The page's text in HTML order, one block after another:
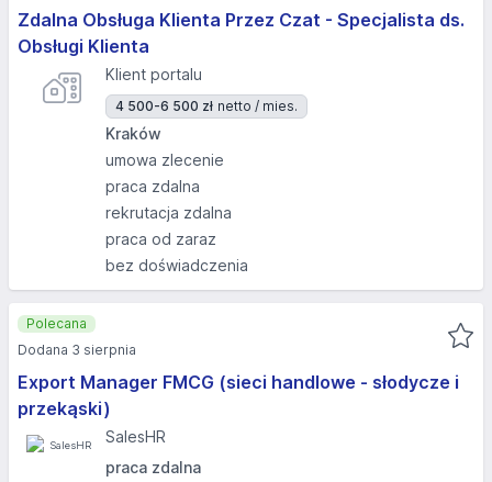
Zdalna Obsługa Klienta Przez Czat - Specjalista ds.
Obsługi Klienta
Klient portalu
4 500-6 500 zł netto / mies.
Kraków
umowa zlecenie
praca zdalna
rekrutacja zdalna
praca od zaraz
bez doświadczenia
Export Manager FMCG (sieci handlowe - słodycze i
przekąski)
SalesHR
praca zdalna
Polecana
Dodana 3 sierpnia